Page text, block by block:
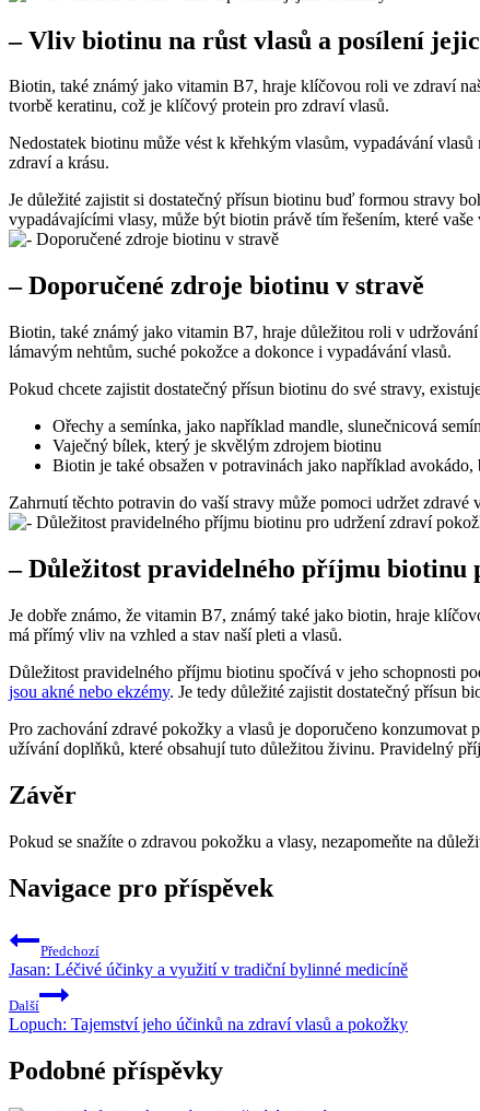
– Vliv biotinu na růst vlasů a posílení
Biotin, také známý jako vitamin B7, hraje klíčovou roli ve zdraví
tvorbě keratinu, což je klíčový protein pro zdraví vlasů.
Nedostatek biotinu může vést k křehkým vlasům, vypadávání
zdraví a krásu.
Je důležité zajistit si dostatečný přísun biotinu buď formou stravy
vypadávajícími vlasy, může být biotin právě tím řešením, které
– Doporučené zdroje biotinu v stravě
Biotin, také známý jako vitamin B7, hraje důležitou roli v
lámavým nehtům, suché pokožce a dokonce i vypadávání vlasů.
Pokud chcete zajistit dostatečný přísun biotinu do své stravy,
Ořechy a semínka, jako například mandle, slunečnicová
Vaječný bílek, který je skvělým zdrojem biotinu
Biotin je také obsažen v potravinách jako například
Zahrnutí těchto potravin do vaší stravy může pomoci udržet
– Důležitost pravidelného příjmu biotinu
Je dobře známo, že vitamin B7, známý také jako biotin, hraje
má přímý vliv na vzhled a stav naší pleti a vlasů.
Důležitost pravidelného příjmu biotinu spočívá v jeho schopnosti
jsou akné nebo ekzémy. Je tedy důležité zajistit dostatečný přísun
Pro zachování zdravé pokožky a vlasů je doporučeno konzumovat
užívání doplňků, které obsahují tuto důležitou živinu. Pravidelný
Závěr
Pokud se snažíte o zdravou pokožku a vlasy, nezapomeňte na
Navigace pro příspěvek
Předchozí
Jasan: Léčivé účinky a využití v tradiční bylinné medicíně
Další
Lopuch: Tajemství jeho účinků na zdraví vlasů a pokožky
Podobné příspěvky